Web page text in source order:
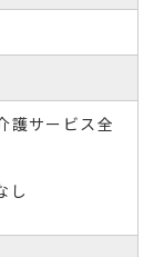
護サービス全
し